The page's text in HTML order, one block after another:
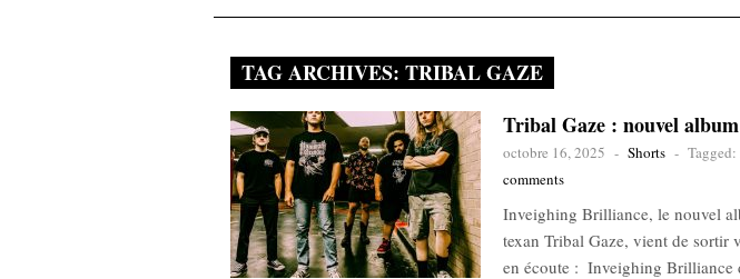
TAG ARCHIVES: TRIBAL GAZE
Tribal Gaze : nouvel
octobre 16, 2025 - Shorts - Tagged:
comments
Inveighing Brilliance, le nouvel
texan Tribal Gaze, vient de sortir
en écoute : Inveighing